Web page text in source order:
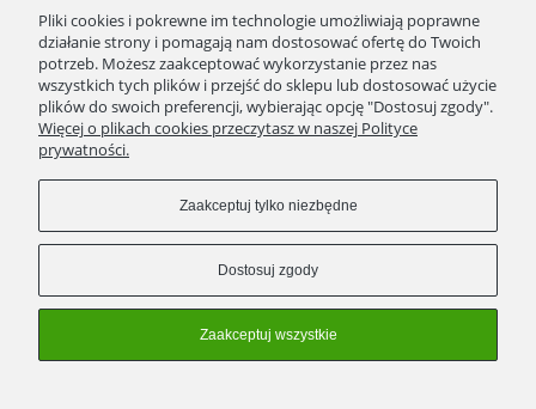
BLOG/NEWSY
SPRAWDŹ TO
STRONY
KONTAKT
Pliki cookies i pokrewne im technologie umożliwiają poprawne
działanie strony i pomagają nam dostosować ofertę do Twoich
potrzeb. Możesz zaakceptować wykorzystanie przez nas
wszystkich tych plików i przejść do sklepu lub dostosować użycie
plików do swoich preferencji, wybierając opcję "Dostosuj zgody".
Więcej o plikach cookies przeczytasz w naszej Polityce
prywatności.
Zaakceptuj tylko niezbędne
Dostosuj zgody
Zaakceptuj wszystkie